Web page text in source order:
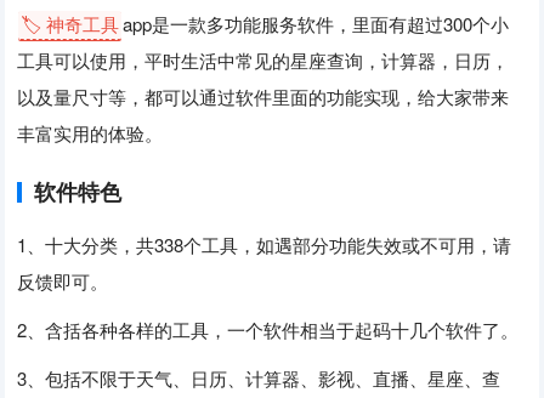
🏷️ 神奇工具app是一款多功能服务软件，里面有超过300个小
工具可以使用，平时生活中常见的星座查询，计算器，日历，
以及量尺寸等，都可以通过软件里面的功能实现，给大家带来
丰富实用的体验。
软件特色
1、十大分类，共338个工具，如遇部分功能失效或不可用，请
反馈即可。
2、含括各种各样的工具，一个软件相当于起码十几个软件了。
3、包括不限于天气、日历、计算器、影视、直播、星座、查